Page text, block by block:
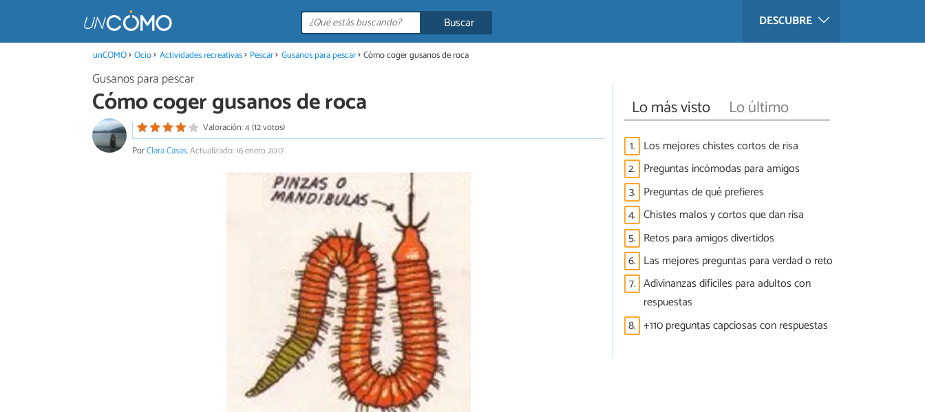
DESCUBRE
Buscar
unCOMO Ocio Actividades recreativas Pescar Gusanos para pescar Cómo coger gusanos de roca
Gusanos para pescar
Cómo coger gusanos de roca
Valoración: 4 (12 votos)
PorClara Casas.Actualizado: 16 enero 2017
Lo más visto Lo último
1. Los mejores chistes cortos de risa
2. Preguntas incómodas para amigos
3. Preguntas de qué prefieres
4. Chistes malos y cortos que dan risa
5. Retos para amigos divertidos
6. Las mejores preguntas para verdad o reto
7. Adivinanzas difíciles para adultos con
respuestas
8. +110 preguntas capciosas con respuestas